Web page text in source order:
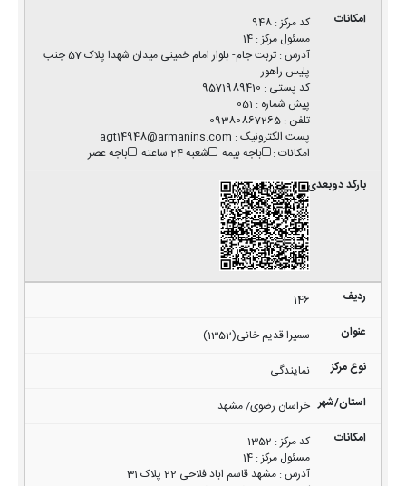
کد مرکز:
948
مسئول مرکز:
14
آدرس:
تربت جام- بلوار امام خمینی میدان شهدا پلاک 57 جنب
پلیس راهور
کد پستی :
9571989410
پیش شماره :
051
تلفن :
09380867265
پست الکترونیک:
agt14948@armanins.com
امکانات: باجه بیمه شعبه 24 ساعته باجه عصر
146
سمیرا قدیم خانی(1352)
نمایندگی
خراسان رضوی/ مشهد
کد مرکز:
1352
مسئول مرکز:
14
آدرس:مشهد قاسم اباد فلاحی 22 پلاک 31